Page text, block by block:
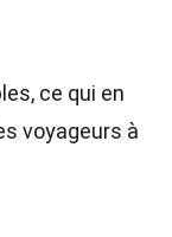
ce qui en
voyageurs à